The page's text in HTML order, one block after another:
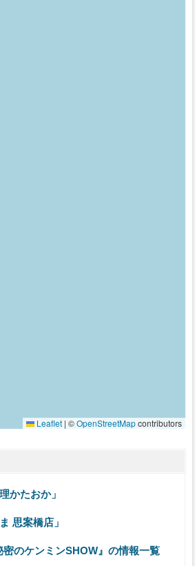
Leaflet | ©OpenStreetMapcontributors
かたおか」
思案橋店」
密のケンミンSHOW』の情報一覧